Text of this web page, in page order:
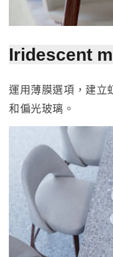
Iridescent
運用薄膜選項，建立
和偏光玻璃。